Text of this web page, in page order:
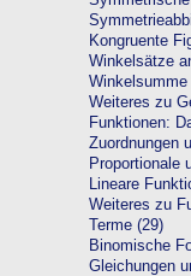
Kongruente
Winkelsätze
Weiteres zu
Funktionen:
Zuordnungen
Proportionale
Lineare
Weiteres zu
Terme (29)
Binomische
Gleichungen